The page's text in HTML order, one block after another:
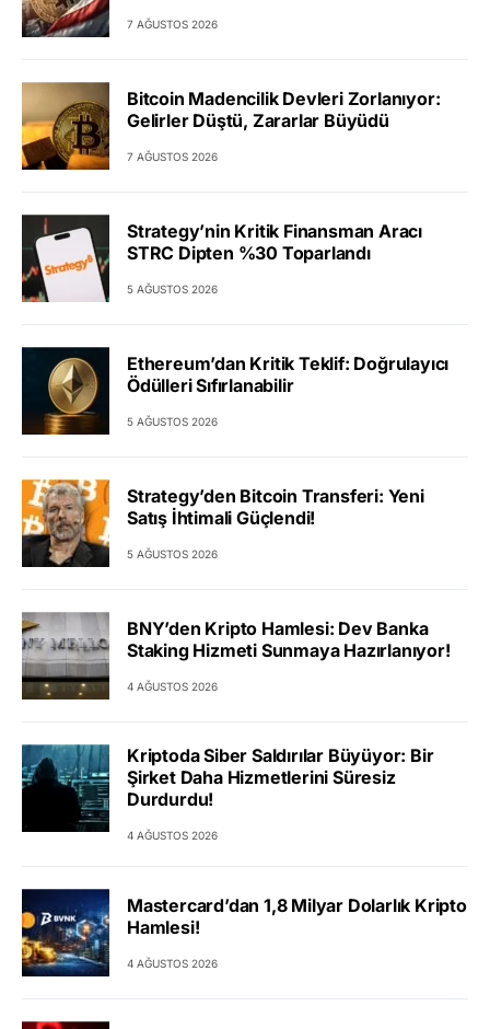
7 AĞUSTOS 2026
Bitcoin Madencilik Devleri Zorlanıyor:
Gelirler Düştü, Zararlar Büyüdü
7 AĞUSTOS 2026
Strategy’nin Kritik Finansman Aracı
STRC Dipten %30 Toparlandı
5 AĞUSTOS 2026
Ethereum’dan Kritik Teklif: Doğrulayıcı
Ödülleri Sıfırlanabilir
5 AĞUSTOS 2026
Strategy’den Bitcoin Transferi: Yeni
Satış İhtimali Güçlendi!
5 AĞUSTOS 2026
BNY’den Kripto Hamlesi: Dev Banka
Staking Hizmeti Sunmaya Hazırlanıyor!
4 AĞUSTOS 2026
Kriptoda Siber Saldırılar Büyüyor: Bir
Şirket Daha Hizmetlerini Süresiz
Durdurdu!
4 AĞUSTOS 2026
Mastercard’dan 1,8 Milyar Dolarlık Kripto
Hamlesi!
4 AĞUSTOS 2026